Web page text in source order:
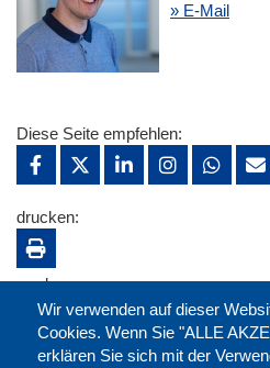
» E-Mail
Wir verwenden auf dieser
Cookies. Wenn Sie "ALLE
erklären Sie sich mit der
Diese Seite empfehlen:
drucken:
merken: